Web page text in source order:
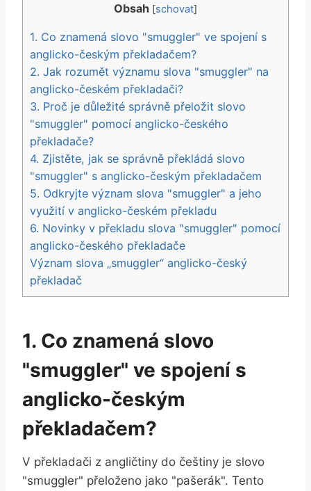
Obsah [schovat]
1. Co znamená slovo "smuggler" ve spojení s
anglicko-českým překladačem?
2. Jak rozumět významu slova "smuggler" na
anglicko-českém překladači?
3. Proč je důležité správně přeložit slovo
"smuggler" pomocí anglicko-českého
překladače?
4. Zjistěte, jak se správně překládá slovo
"smuggler" s anglicko-českým překladačem
5. Odkryjte význam slova "smuggler" a jeho
využití v anglicko-českém překladu
6. Novinky v překladu slova "smuggler" pomocí
anglicko-českého překladače
Význam slova „smuggler“ anglicko-český
překladač
1. Co znamená slovo
"smuggler" ve spojení s
anglicko-českým
překladačem?
V překladači z angličtiny do češtiny je slovo
"smuggler" přeloženo jako "pašerák". Tento